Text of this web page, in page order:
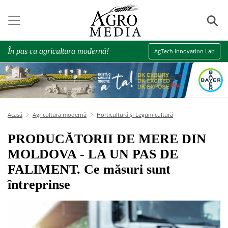
⚲
În pas cu agricultura modernă! AgTech Innovation Lab
Acasă Agricultura modernă Horticultură și Legumicultură
PRODUCĂTORII DE MERE DIN
MOLDOVA - LA UN PAS DE
FALIMENT. Ce măsuri sunt
întreprinse